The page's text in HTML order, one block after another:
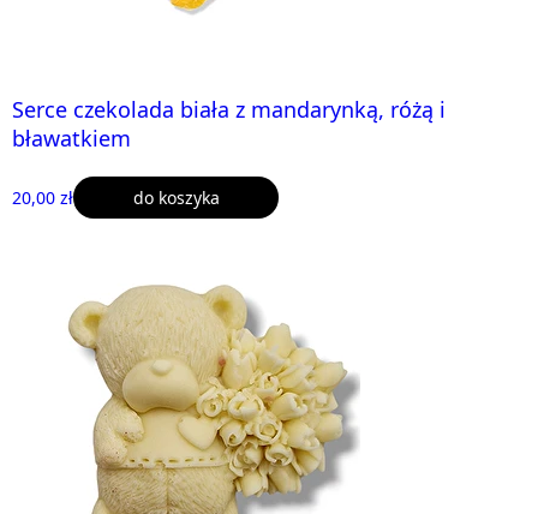
Serce czekolada biała z mandarynką, różą i
bławatkiem
20,00 zł do koszyka